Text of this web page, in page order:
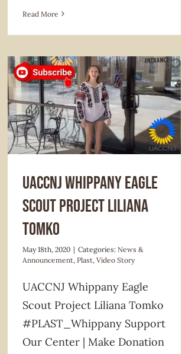
Read More
News & Announcement Plast Video Story
UACCNJ Whippany Eagle
Scout Project Liliana
Tomko
May 18th, 2020 | Categories: News &
Announcement, Plast, Video Story
UACCNJ Whippany Eagle
Scout Project Liliana Tomko
#PLAST_Whippany Support
Our Center | Make Donation